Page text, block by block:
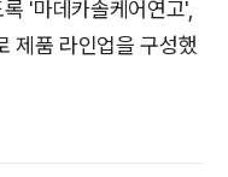
'마데카솔케어연고',
제품 라인업을 구성했